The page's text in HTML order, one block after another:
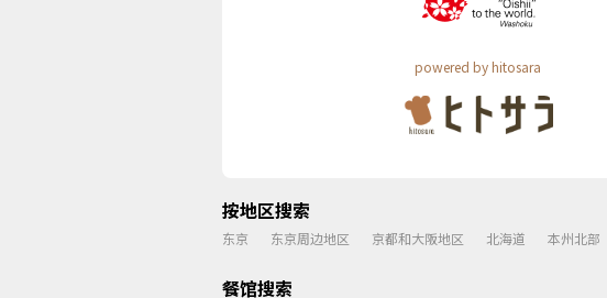
powered by hitosara
按地区搜索
东京 东京周边地区 京都和大阪地区 北海道 本州北部
餐馆搜索